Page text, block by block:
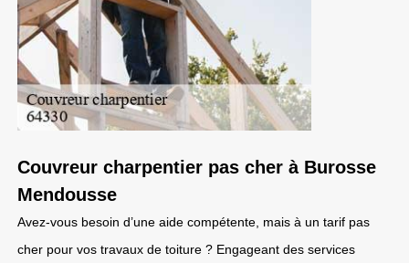
Couvreur charpentier pas cher à Burosse
Mendousse
Avez-vous besoin d’une aide compétente, mais à un tarif pas
cher pour vos travaux de toiture ? Engageant des services